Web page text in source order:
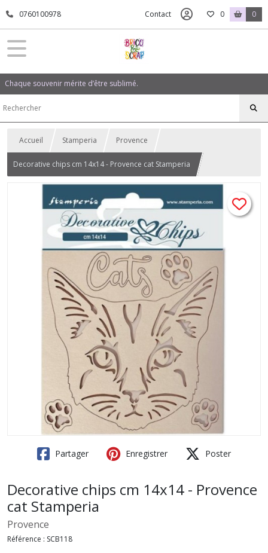
0760100978 Contact 0 0
Chaque souvenir mérite d’être sublimé.
Accueil Stamperia Provence
Decorative chips cm 14x14 - Provence cat Stamperia
Partager Enregistrer Poster
Decorative chips cm 14x14 - Provence
cat Stamperia
Provence
Référence : SCB118